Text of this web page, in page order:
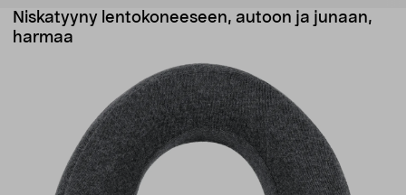
Niskatyyny lentokoneeseen, autoon ja junaan,
harmaa